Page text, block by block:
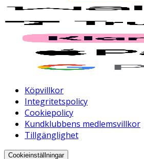
Köpvillkor
Integritetspolicy
Cookiepolicy
Kundklubbens medlemsvillkor
Tillgänglighet
Cookieinställningar